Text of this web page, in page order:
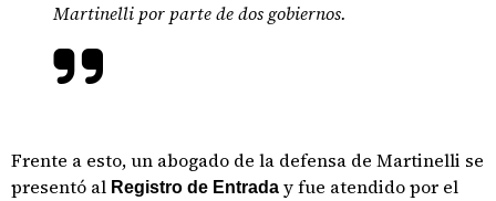
Martinelli por parte de dos gobiernos.
Frente a esto, un abogado de la defensa de Martinelli se
presentó al Registro de Entrada y fue atendido por el